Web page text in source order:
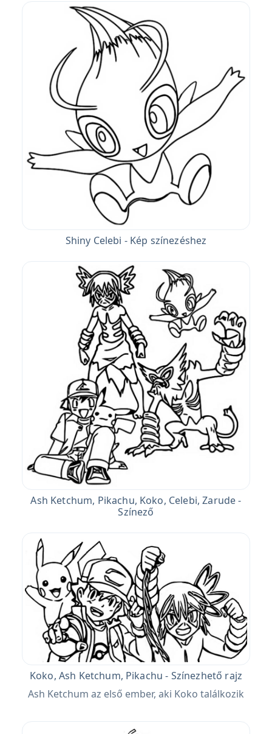
Shiny Celebi - Kép színezéshez
Ash Ketchum, Pikachu, Koko, Celebi, Zarude -
Színező
Koko, Ash Ketchum, Pikachu - Színezhető rajz
Ash Ketchum az első ember, aki Koko találkozik